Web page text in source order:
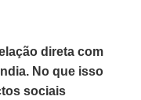
direta com
No que isso
sociais